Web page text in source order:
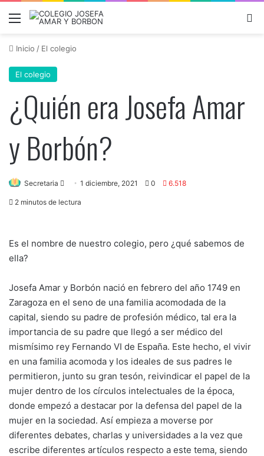
Menú
Inicio / El colegio
El colegio
¿Quién era Josefa Amar
y Borbón?
Secretaria
Send1 diciembre, 2021 0 6.518
2 minutos de lectura
Es el nombre de nuestro colegio, pero ¿qué sabemos de
ella?
Josefa Amar y Borbón nació en febrero del año 1749 en
Zaragoza en el seno de una familia acomodada de la
capital, siendo su padre de profesión médico, tal era la
importancia de su padre que llegó a ser médico del
mismísimo rey Fernando VI de España. Este hecho, el vivir
en una familia acomoda y los ideales de sus padres le
permitieron, junto su gran tesón, reivindicar el papel de la
mujer dentro de los círculos intelectuales de la época,
donde empezó a destacar por la defensa del papel de la
mujer en la sociedad. Así empieza a moverse por
diferentes debates, charlas y universidades a la vez que
escribe diferentes artículos respecto a este tema, siendo